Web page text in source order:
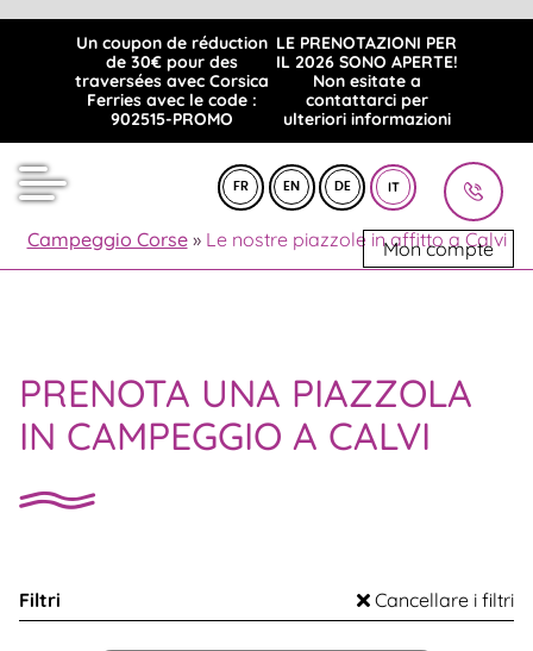
Un coupon de réduction
de 30€ pour des
traversées avec Corsica
Ferries avec le code :
902515-PROMO
LE PRENOTAZIONI PER
IL 2026 SONO APERTE!
Non esitate a
contattarci per
ulteriori informazioni
FR EN DE IT
Mon compte
Campeggio Corse» Le nostre piazzole in affitto a Calvi
PRENOTA UNA PIAZZOLA
IN CAMPEGGIO A CALVI
Filtri Cancellare i filtri